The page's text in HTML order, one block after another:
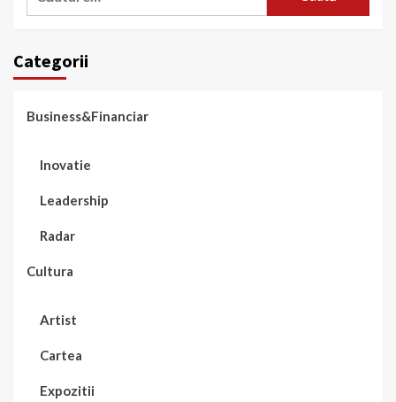
Categorii
Business&Financiar
Inovatie
Leadership
Radar
Cultura
Artist
Cartea
Expozitii